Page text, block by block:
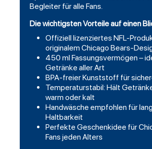
Begleiter für alle Fans.
Die wichtigsten Vorteile auf einen
Offiziell lizenziertes NFL-
originalem Chicago Bears-
450 ml Fassungsvermögen –
Getränke aller Art
BPA-freier Kunststoff für
Temperaturstabil: Hält
warm oder kalt
Handwäsche empfohlen für
Haltbarkeit
Perfekte Geschenkidee für
Fans jeden Alters